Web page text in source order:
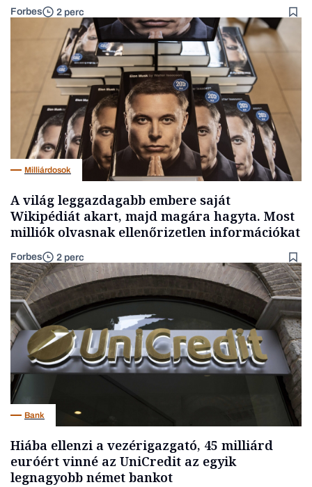
Forbes 2 perc
Milliárdosok
A világ leggazdagabb embere saját
Wikipédiát akart, majd magára hagyta. Most
milliók olvasnak ellenőrizetlen információkat
Forbes 2 perc
Bank
Hiába ellenzi a vezérigazgató, 45 milliárd
euróért vinné az UniCredit az egyik
legnagyobb német bankot